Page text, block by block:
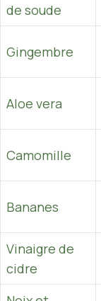
de soude
Gingembre
Aloe vera
Camomille
Bananes
Vinaigre de
cidre